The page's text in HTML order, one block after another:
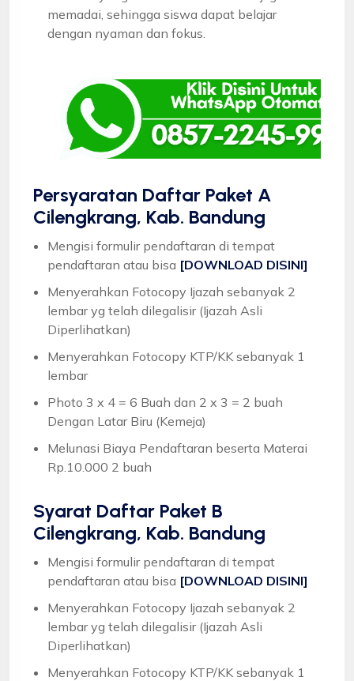
memadai, sehingga siswa dapat belajar
dengan nyaman dan fokus.
Persyaratan Daftar Paket A
Cilengkrang, Kab. Bandung
Mengisi formulir pendaftaran di tempat
pendaftaran atau bisa [DOWNLOAD DISINI]
Menyerahkan Fotocopy Ijazah sebanyak 2
lembar yg telah dilegalisir (Ijazah Asli
Diperlihatkan)
Menyerahkan Fotocopy KTP/KK sebanyak 1
lembar
Photo 3 x 4 = 6 Buah dan 2 x 3 = 2 buah
Dengan Latar Biru (Kemeja)
Melunasi Biaya Pendaftaran beserta Materai
Rp.10.000 2 buah
Syarat Daftar Paket B
Cilengkrang, Kab. Bandung
Mengisi formulir pendaftaran di tempat
pendaftaran atau bisa [DOWNLOAD DISINI]
Menyerahkan Fotocopy Ijazah sebanyak 2
lembar yg telah dilegalisir (Ijazah Asli
Diperlihatkan)
Menyerahkan Fotocopy KTP/KK sebanyak 1